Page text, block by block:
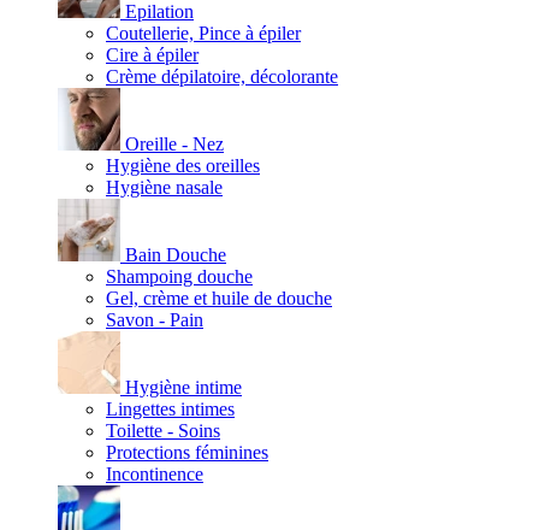
Epilation
Coutellerie, Pince à épiler
Cire à épiler
Crème dépilatoire, décolorante
Oreille - Nez
Hygiène des oreilles
Hygiène nasale
Bain Douche
Shampoing douche
Gel, crème et huile de douche
Savon - Pain
Hygiène intime
Lingettes intimes
Toilette - Soins
Protections féminines
Incontinence